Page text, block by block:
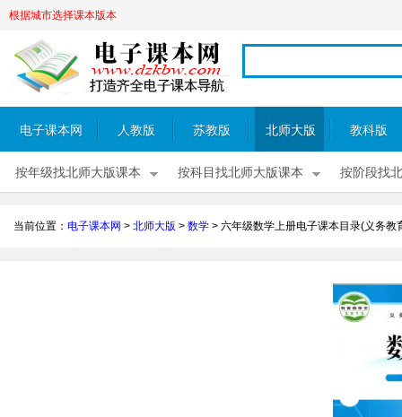
根据城市选择课本版本
电子课本网 人教版 苏教版 北师大版 教科版
按年级找北师大版课本 按科目找北师大版课本 按阶段找
当前位置： 电子课本网 > 北师大版 > 数学 > 六年级数学上册电子课本目录(义务教